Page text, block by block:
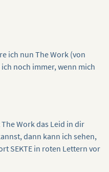
ich nun The Work (von
noch immer, wenn mich
Work das Leid in dir
dann kann ich sehen,
SEKTE in roten Lettern vor